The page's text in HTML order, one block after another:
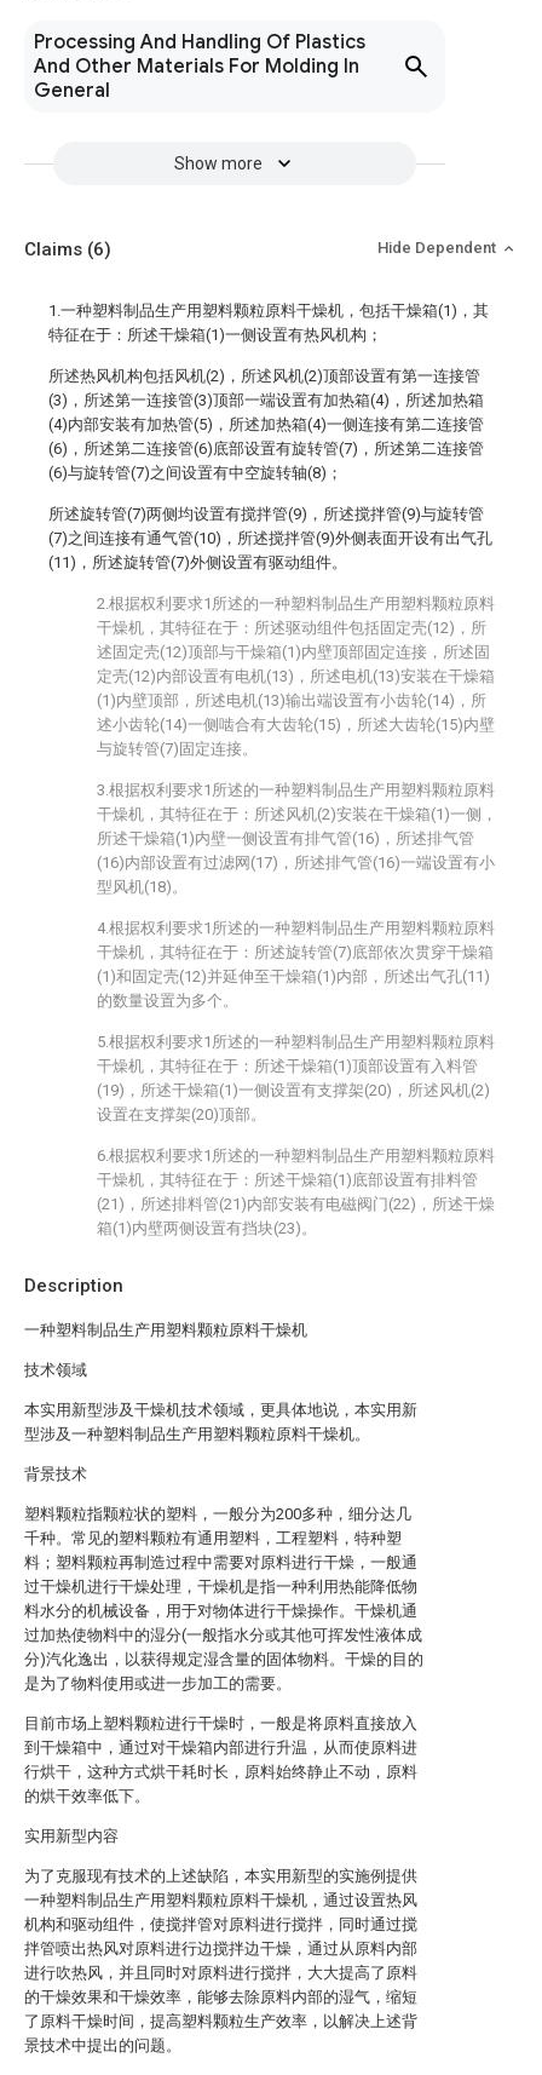
Processing And Handling Of Plastics
And Other Materials For Molding In
General
Show more
Description
一种塑料制品生产用塑料颗粒原料干燥机
技术领域
本实用新型涉及干燥机技术领域，更具体地说，本实用新
型涉及一种塑料制品生产用塑料颗粒原料干燥机。
背景技术
塑料颗粒指颗粒状的塑料，一般分为200多种，细分达几
千种。常见的塑料颗粒有通用塑料，工程塑料，特种塑
料；塑料颗粒再制造过程中需要对原料进行干燥，一般通
过干燥机进行干燥处理，干燥机是指一种利用热能降低物
料水分的机械设备，用于对物体进行干燥操作。干燥机通
过加热使物料中的湿分(一般指水分或其他可挥发性液体成
分)汽化逸出，以获得规定湿含量的固体物料。干燥的目的
是为了物料使用或进一步加工的需要。
目前市场上塑料颗粒进行干燥时，一般是将原料直接放入
到干燥箱中，通过对干燥箱内部进行升温，从而使原料进
行烘干，这种方式烘干耗时长，原料始终静止不动，原料
的烘干效率低下。
实用新型内容
为了克服现有技术的上述缺陷，本实用新型的实施例提供
一种塑料制品生产用塑料颗粒原料干燥机，通过设置热风
机构和驱动组件，使搅拌管对原料进行搅拌，同时通过搅
拌管喷出热风对原料进行边搅拌边干燥，通过从原料内部
进行吹热风，并且同时对原料进行搅拌，大大提高了原料
的干燥效果和干燥效率，能够去除原料内部的湿气，缩短
了原料干燥时间，提高塑料颗粒生产效率，以解决上述背
景技术中提出的问题。
Claims (6) Hide Dependent
1.一种塑料制品生产用塑料颗粒原料干燥机，包括干燥箱(1)，其
特征在于：所述干燥箱(1)一侧设置有热风机构；
所述热风机构包括风机(2)，所述风机(2)顶部设置有第一连接管
(3)，所述第一连接管(3)顶部一端设置有加热箱(4)，所述加热箱
(4)内部安装有加热管(5)，所述加热箱(4)一侧连接有第二连接管
(6)，所述第二连接管(6)底部设置有旋转管(7)，所述第二连接管
(6)与旋转管(7)之间设置有中空旋转轴(8)；
所述旋转管(7)两侧均设置有搅拌管(9)，所述搅拌管(9)与旋转管
(7)之间连接有通气管(10)，所述搅拌管(9)外侧表面开设有出气孔
(11)，所述旋转管(7)外侧设置有驱动组件。
2.根据权利要求1所述的一种塑料制品生产用塑料颗粒原料
干燥机，其特征在于：所述驱动组件包括固定壳(12)，所
述固定壳(12)顶部与干燥箱(1)内壁顶部固定连接，所述固
定壳(12)内部设置有电机(13)，所述电机(13)安装在干燥箱
(1)内壁顶部，所述电机(13)输出端设置有小齿轮(14)，所
述小齿轮(14)一侧啮合有大齿轮(15)，所述大齿轮(15)内壁
与旋转管(7)固定连接。
3.根据权利要求1所述的一种塑料制品生产用塑料颗粒原料
干燥机，其特征在于：所述风机(2)安装在干燥箱(1)一侧，
所述干燥箱(1)内壁一侧设置有排气管(16)，所述排气管
(16)内部设置有过滤网(17)，所述排气管(16)一端设置有小
型风机(18)。
4.根据权利要求1所述的一种塑料制品生产用塑料颗粒原料
干燥机，其特征在于：所述旋转管(7)底部依次贯穿干燥箱
(1)和固定壳(12)并延伸至干燥箱(1)内部，所述出气孔(11)
的数量设置为多个。
5.根据权利要求1所述的一种塑料制品生产用塑料颗粒原料
干燥机，其特征在于：所述干燥箱(1)顶部设置有入料管
(19)，所述干燥箱(1)一侧设置有支撑架(20)，所述风机(2)
设置在支撑架(20)顶部。
6.根据权利要求1所述的一种塑料制品生产用塑料颗粒原料
干燥机，其特征在于：所述干燥箱(1)底部设置有排料管
(21)，所述排料管(21)内部安装有电磁阀门(22)，所述干燥
箱(1)内壁两侧设置有挡块(23)。